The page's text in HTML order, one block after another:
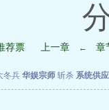
荐票 上一章 ← 章
冬兵 华娱宗师 斩杀 系统供